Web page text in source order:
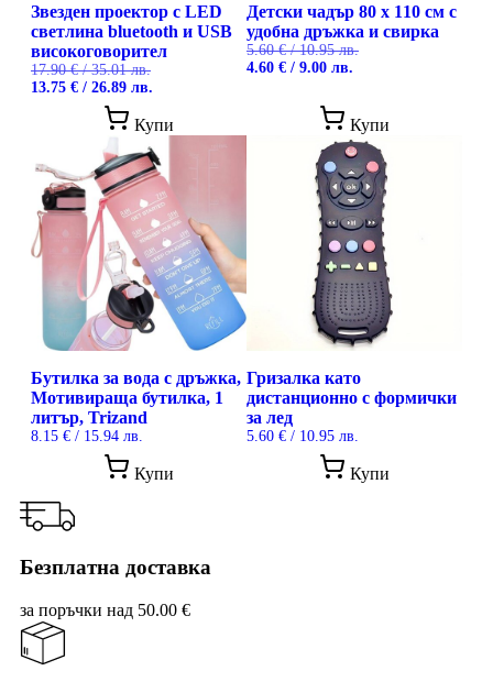
Звезден проектор с LED
светлина bluetooth и USB
високоговорител
17.90€/ 35.01 лв.
Original
35.01 лв..
13.75 € / 26.89 лв.
е:
13.75 €
/
26.89 лв..
Купи
Детски чадър 80 x 110 см с
удобна дръжка и свирка
5.60€/ 10.95 лв.
Original
/
4.60 € / 9.00 лв.
4.60 €
/
9.00 лв..
Купи
Бутилка за вода с дръжка,
Мотивираща бутилка, 1
литър, Trizand
8.15 € / 15.94 лв.
Купи
Гризалка като
дистанционно с формички
за лед
5.60 € / 10.95 лв.
Купи
Безплатна доставка
за поръчки над 50.00 €